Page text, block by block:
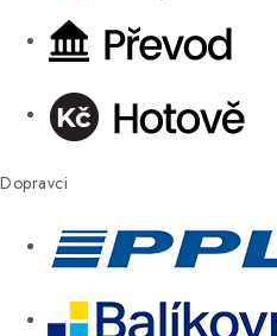
Dopravci